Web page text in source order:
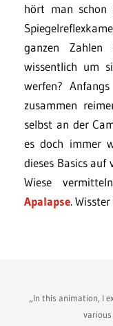
hört man schon
ganzen
wissentlich um
werfen?
zusammen
selbst an der
es doch immer
dieses Basics
Wiese
Apalapse.
„In this animation, I